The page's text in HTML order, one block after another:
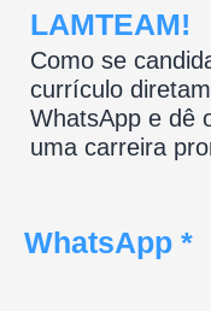
LAMTEAM!
Como se
currículo
WhatsApp e dê
uma carreira
WhatsApp *